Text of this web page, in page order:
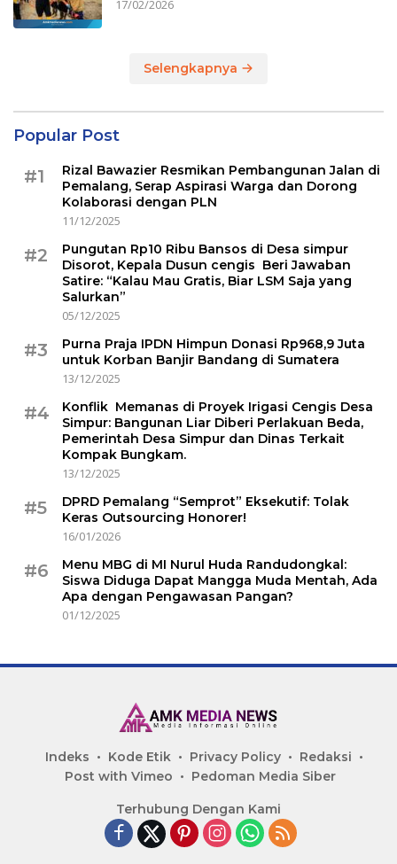
17/02/2026
Selengkapnya
Popular Post
#1
Rizal Bawazier Resmikan Pembangunan Jalan di
Pemalang, Serap Aspirasi Warga dan Dorong
Kolaborasi dengan PLN
11/12/2025
#2
Pungutan Rp10 Ribu Bansos di Desa simpur
Disorot, Kepala Dusun cengis Beri Jawaban
Satire: “Kalau Mau Gratis, Biar LSM Saja yang
Salurkan”
05/12/2025
#3
Purna Praja IPDN Himpun Donasi Rp968,9 Juta
untuk Korban Banjir Bandang di Sumatera
13/12/2025
#4
Konflik Memanas di Proyek Irigasi Cengis Desa
Simpur: Bangunan Liar Diberi Perlakuan Beda,
Pemerintah Desa Simpur dan Dinas Terkait
Kompak Bungkam.
13/12/2025
#5
DPRD Pemalang “Semprot” Eksekutif: Tolak
Keras Outsourcing Honorer!
16/01/2026
#6
Menu MBG di MI Nurul Huda Randudongkal:
Siswa Diduga Dapat Mangga Muda Mentah, Ada
Apa dengan Pengawasan Pangan?
01/12/2025
Indeks Kode Etik Privacy Policy
Redaksi
Post with Vimeo
Pedoman Media Siber
Terhubung Dengan Kami